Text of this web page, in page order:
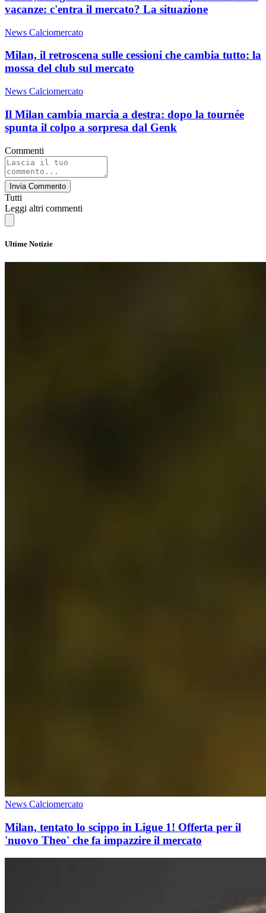
vacanze: c'entra il mercato? La situazione
News Calciomercato
Milan, il retroscena sulle cessioni che cambia tutto: la
mossa del club sul mercato
News Calciomercato
Il Milan cambia marcia a destra: dopo la tournée
spunta il colpo a sorpresa dal Genk
Commenti
Invia Commento
Tutti
Leggi altri commenti
Ultime Notizie
News Calciomercato
Milan, tentato lo scippo in Ligue 1! Offerta per il
'nuovo Theo' che fa impazzire il mercato